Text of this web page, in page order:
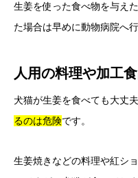
生姜を使った食べ物を与え
た場合は早めに動物病院へ
人用の料理や加工
犬猫が生姜を食べても大丈
るのは危険です。
生姜焼きなどの料理や紅シ